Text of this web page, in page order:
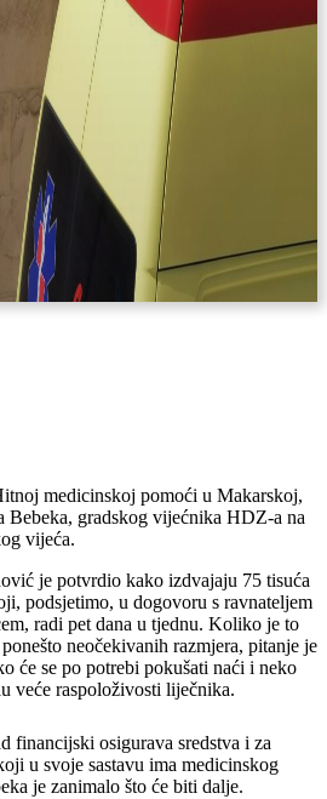
medicinskoj pomoći u Makarskoj,
Bebeka, gradskog vijećnika HDZ-a na
vijeća.
je potvrdio kako izdvajaju 75 tisuća
podsjetimo, u dogovoru s ravnateljem
radi pet dana u tjednu. Koliko je to
neočekivanih razmjera, pitanje je
će se po potrebi pokušati naći i neko
veće raspoloživosti liječnika.
financijski osigurava sredstva i za
u svoje sastavu ima medicinskog
je zanimalo što će biti dalje.